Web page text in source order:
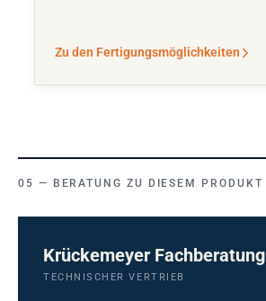
Zu den Fertigungsmöglichkeiten
BERATUNG ZU DIESEM PRODUKT
Krückemeyer Fachberatung
TECHNISCHER VERTRIEB